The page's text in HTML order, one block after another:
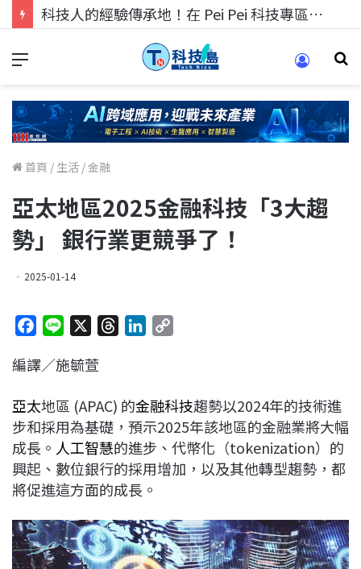
科技人的經驗傳承地！在 Pei Pei 科技專區，與學弟妹交流最硬核的技術
首頁 / 生活 /金融
亞太地區2025金融科技「3大趨
勢」 銀行業更競爭了！
2025-01-14
c
b
o
o
k
n
a
d
s
e
d
I
n
L
i
n
k
編譯／施毓萱
亞太地區 (APAC) 的金融科技趨勢以2024年的技術進
步和採用為基礎，預示2025年該地區的金融業將大幅
成長。 人工智慧的進步、代幣化（tokenization）的
興起、數位銀行的採用增加，以及其他轉型趨勢，都
將促進這方面的成長。